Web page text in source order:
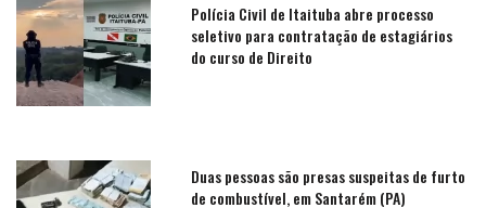
Polícia Civil de Itaituba abre processo
seletivo para contratação de estagiários
do curso de Direito
Duas pessoas são presas suspeitas de furto
de combustível, em Santarém (PA)